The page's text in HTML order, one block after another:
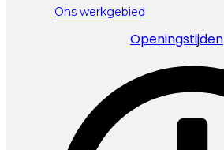
Ons werkgebied
Openingstijden